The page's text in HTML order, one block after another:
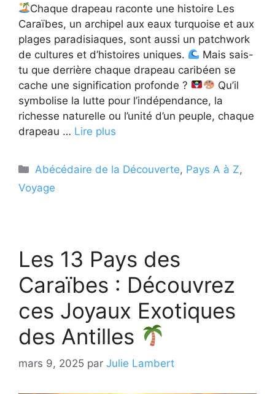
Chaque drapeau raconte une histoire Les
Caraïbes, un archipel aux eaux turquoise et aux
plages paradisiaques, sont aussi un patchwork
de cultures et d’histoires uniques.
Mais sais-
tu que derrière chaque drapeau caribéen se
cache une signification profonde ?
Qu’il
symbolise la lutte pour l’indépendance, la
richesse naturelle ou l’unité d’un peuple, chaque
drapeau … Lire plus
Catégories
Abécédaire de la Découverte, Pays A à Z,
Voyage
Les 13 Pays des
Caraïbes : Découvrez
ces Joyaux Exotiques
des Antilles
mars 9, 2025 par Julie Lambert